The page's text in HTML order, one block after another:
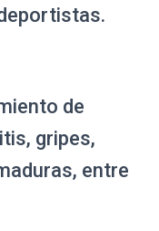
de
gripes,
entre